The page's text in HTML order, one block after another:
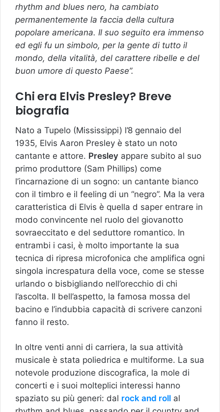
rhythm and blues nero, ha cambiato
permanentemente la faccia della cultura
popolare americana. Il suo seguito era immenso
ed egli fu un simbolo, per la gente di tutto il
mondo, della vitalità, del carattere ribelle e del
buon umore di questo Paese”.
Chi era Elvis Presley? Breve
biografia
Nato a Tupelo (Mississippi) l’8 gennaio del
1935, Elvis Aaron Presley è stato un noto
cantante e attore. Presley appare subito al suo
primo produttore (Sam Phillips) come
l’incarnazione di un sogno: un cantante bianco
con il timbro e il feeling di un “negro”. Ma la vera
caratteristica di Elvis è quella d saper entrare in
modo convincente nel ruolo del giovanotto
sovraeccitato e del seduttore romantico. In
entrambi i casi, è molto importante la sua
tecnica di ripresa microfonica che amplifica ogni
singola increspatura della voce, come se stesse
urlando o bisbigliando nell’orecchio di chi
l’ascolta. Il bell’aspetto, la famosa mossa del
bacino e l’indubbia capacità di scrivere canzoni
fanno il resto.
In oltre venti anni di carriera, la sua attività
musicale è stata poliedrica e multiforme. La sua
notevole produzione discografica, la mole di
concerti e i suoi molteplici interessi hanno
spaziato su più generi: dal rock and roll al